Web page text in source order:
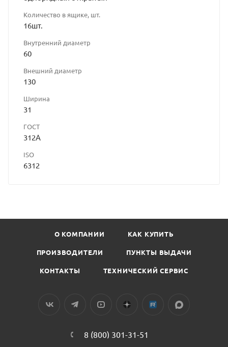
Количество в ящике, шт.
16шт.
Внутренний диаметр
60
Внешний диаметр
130
Ширина
31
ГОСТ
312А
ISO
6312
О КОМПАНИИ КАК КУПИТЬ
ПРОИЗВОДИТЕЛИ ПУНКТЫ ВЫДАЧИ
КОНТАКТЫ ТЕХНИЧЕСКИЙ СЕРВИС
8 (800) 301-31-51